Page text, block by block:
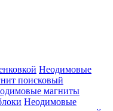
Неодимовые
поисковый
магниты
Неодимовые